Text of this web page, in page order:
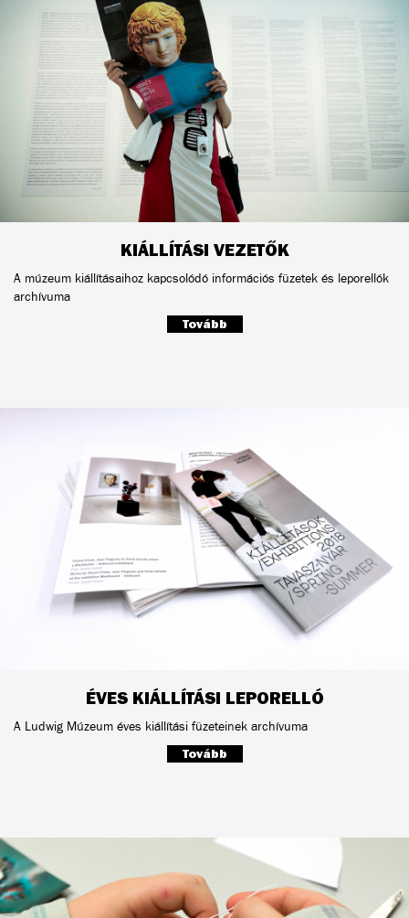
KIÁLLÍTÁSI VEZETŐK
A múzeum kiállításaihoz kapcsolódó információs füzetek és leporellók
archívuma
Tovább
ÉVES KIÁLLÍTÁSI LEPORELLÓ
A Ludwig Múzeum éves kiállítási füzeteinek archívuma
Tovább